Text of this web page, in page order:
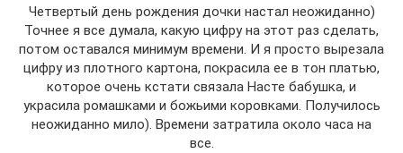
Четвертый день рождения дочки настал неожиданно)
Точнее я все думала, какую цифру на этот раз сделать,
потом оставался минимум времени. И я просто вырезала
цифру из плотного картона, покрасила ее в тон платью,
которое очень кстати связала Насте бабушка, и
украсила ромашками и божьими коровками. Получилось
неожиданно мило). Времени затратила около часа на
все.